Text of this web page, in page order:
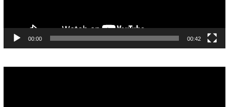
00:00 00:42